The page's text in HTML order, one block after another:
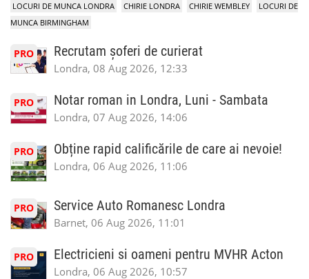
LOCURI DE MUNCA LONDRA CHIRIE LONDRA CHIRIE WEMBLEY
LOCURI DE
MUNCA BIRMINGHAM
PRO Recrutam șoferi de curierat
Londra, 08 Aug 2026, 12:33
PRO Notar roman in Londra, Luni - Sambata
Londra, 07 Aug 2026, 14:06
PRO Obține rapid calificările de care ai nevoie!
Londra, 06 Aug 2026, 11:06
PRO Service Auto Romanesc Londra
Barnet, 06 Aug 2026, 11:01
PRO Electricieni si oameni pentru MVHR Acton
Londra, 06 Aug 2026, 10:57